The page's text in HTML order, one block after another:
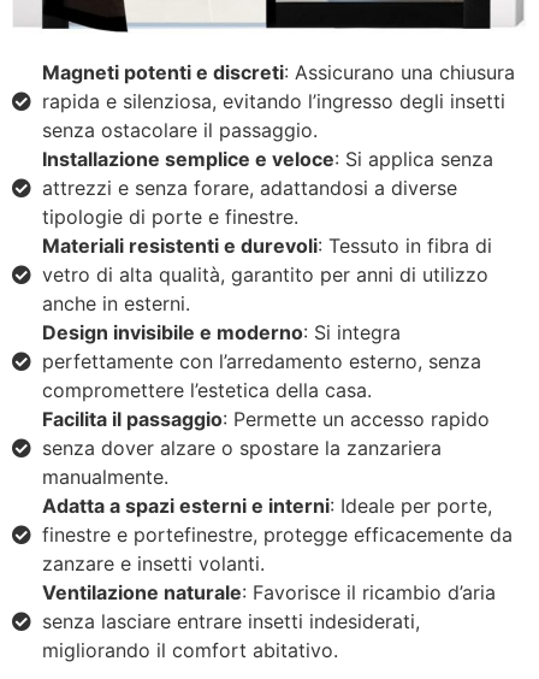
Magneti potenti e discreti: Assicurano una chiusura
rapida e silenziosa, evitando l’ingresso degli insetti
senza ostacolare il passaggio.
Installazione semplice e veloce: Si applica senza
attrezzi e senza forare, adattandosi a diverse
tipologie di porte e finestre.
Materiali resistenti e durevoli: Tessuto in fibra di
vetro di alta qualità, garantito per anni di utilizzo
anche in esterni.
Design invisibile e moderno: Si integra
perfettamente con l’arredamento esterno, senza
compromettere l’estetica della casa.
Facilita il passaggio: Permette un accesso rapido
senza dover alzare o spostare la zanzariera
manualmente.
Adatta a spazi esterni e interni: Ideale per porte,
finestre e portefinestre, protegge efficacemente da
zanzare e insetti volanti.
Ventilazione naturale: Favorisce il ricambio d’aria
senza lasciare entrare insetti indesiderati,
migliorando il comfort abitativo.